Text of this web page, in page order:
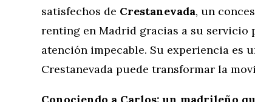
satisfechos de Crestanevada, un
renting en Madrid gracias a su servicio
atención impecable. Su experiencia es
Crestanevada puede transformar la